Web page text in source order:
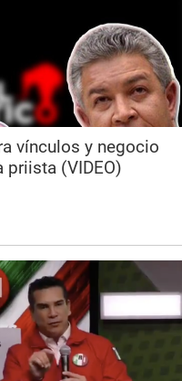
vínculos y negocio
(VIDEO)